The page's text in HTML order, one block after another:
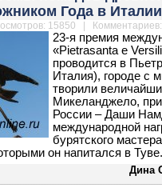
Года в Италии
15850 |
23-я премия
«Pietrasanta e
проводится в
Италия), городе с
творили
Микеланджело,
России – Даши
международной
бурятского
он напитался в Туве.
Дина